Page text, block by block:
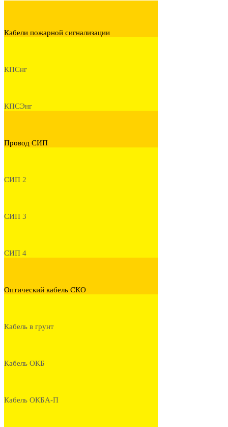
Кабели пожарной сигнализации
КПСнг
КПСЭнг
Провод СИП
СИП 2
СИП 3
СИП 4
Оптический кабель СКО
Кабель в грунт
Кабель ОКБ
Кабель ОКБА-П